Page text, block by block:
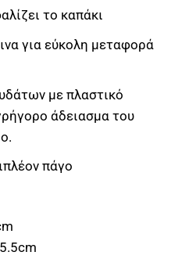
το καπάκι
για εύκολη μεταφορά
με πλαστικό
άδειασμα του
πάγο